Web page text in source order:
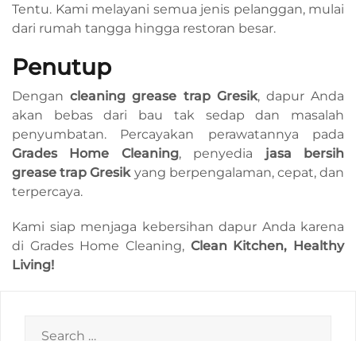
Tentu. Kami melayani semua jenis pelanggan, mulai
dari rumah tangga hingga restoran besar.
Penutup
Dengancleaning grease trap Gresik, dapur Anda
akan bebas dari bau tak sedap dan masalah
penyumbatan. Percayakan perawatannya pada
Grades Home Cleaning, penyedia jasa bersih
grease trap Gresikyang berpengalaman, cepat, dan
terpercaya.
Kami siap menjaga kebersihan dapur Anda karena
di Grades Home Cleaning, Clean Kitchen, Healthy
Living!